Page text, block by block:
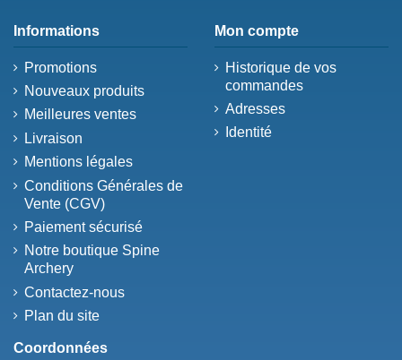
Informations
Promotions
Nouveaux produits
Meilleures ventes
Livraison
Mentions légales
Conditions Générales de
Vente (CGV)
Paiement sécurisé
Notre boutique Spine
Archery
Contactez-nous
Plan du site
Mon compte
Historique de vos
commandes
Adresses
Identité
Coordonnées